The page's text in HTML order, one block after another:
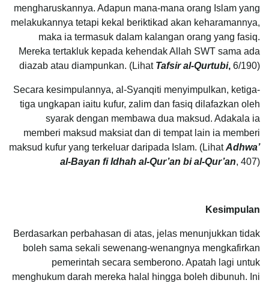
mengharuskannya. Adapun mana-mana orang Islam yang
melakukannya tetapi kekal beriktikad akan keharamannya,
maka ia termasuk dalam kalangan orang yang fasiq.
Mereka tertakluk kepada kehendak Allah SWT sama ada
diazab atau diampunkan. (Lihat Tafsir al-Qurtubi, 6/190)
Secara kesimpulannya, al-Syanqiti menyimpulkan, ketiga-
tiga ungkapan iaitu kufur, zalim dan fasiq dilafazkan oleh
syarak dengan membawa dua maksud. Adakala ia
memberi maksud maksiat dan di tempat lain ia memberi
maksud kufur yang terkeluar daripada Islam. (LihatAdhwa’
al-Bayan fi Idhah al-Qur’an bi al-Qur’an, 407)
Kesimpulan
Berdasarkan perbahasan di atas, jelas menunjukkan tidak
boleh sama sekali sewenang-wenangnya mengkafirkan
pemerintah secara semberono. Apatah lagi untuk
menghukum darah mereka halal hingga boleh dibunuh. Ini